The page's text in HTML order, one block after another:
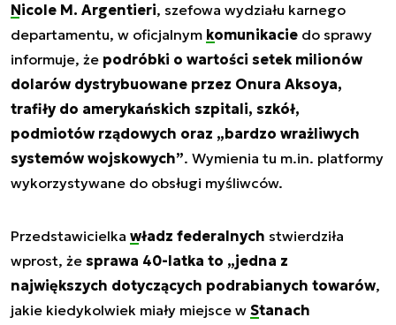
Nicole M. Argentieri, szefowa wydziału karnego
departamentu, w oficjalnym komunikacie do sprawy
informuje, że podróbki o wartości setek milionów
dolarów dystrybuowane przez Onura Aksoya,
trafiły do amerykańskich szpitali, szkół,
podmiotów rządowych oraz „bardzo wrażliwych
systemów wojskowych”. Wymienia tu m.in. platformy
wykorzystywane do obsługi myśliwców.
Przedstawicielka władz federalnych stwierdziła
wprost, że sprawa 40-latka to „jedna z
największych dotyczących podrabianych towarów,
jakie kiedykolwiek miały miejsce w Stanach